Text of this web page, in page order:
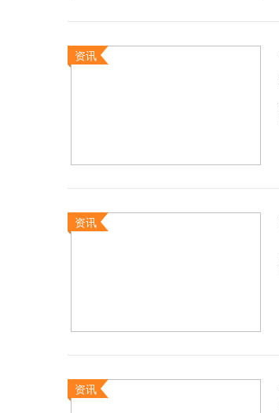
资讯
资讯
资讯